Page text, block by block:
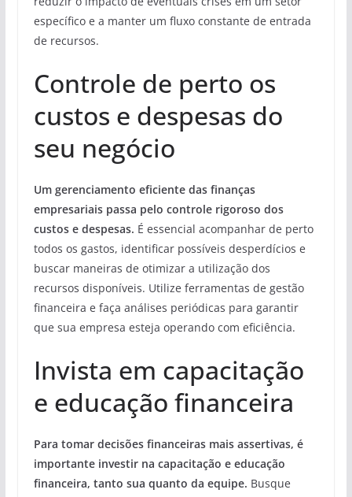
específico e a manter um fluxo constante de entrada
de recursos.
Controle de perto os
custos e despesas do
seu negócio
Um gerenciamento eficiente das finanças
empresariais passa pelo controle rigoroso dos
custos e despesas. É essencial acompanhar de perto
todos os gastos, identificar possíveis desperdícios e
buscar maneiras de otimizar a utilização dos
recursos disponíveis. Utilize ferramentas de gestão
financeira e faça análises periódicas para garantir
que sua empresa esteja operando com eficiência.
Invista em capacitação
e educação financeira
Para tomar decisões financeiras mais assertivas, é
importante investir na capacitação e educação
financeira, tanto sua quanto da equipe. Busque